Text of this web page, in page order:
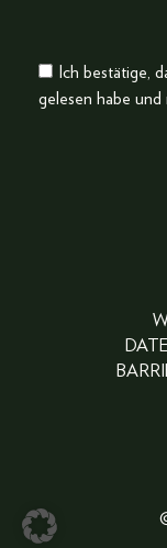
Ich bestätige,
gelesen habe